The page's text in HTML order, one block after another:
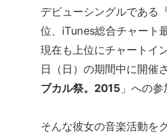
デビューシングルである
位、iTunes総合チャート
現在も上位にチャートイ
日（日）の期間中に開催
ブカル祭。2015 」への
そんな彼女の音楽活動を